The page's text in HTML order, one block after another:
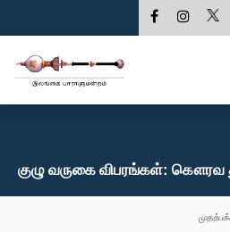
குழு வருகை விபரங்கள்: கௌரவ